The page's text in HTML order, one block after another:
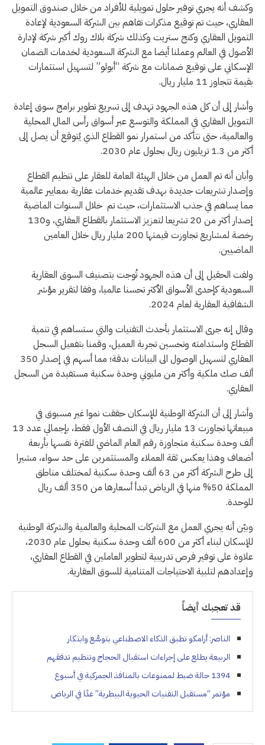
وكشف أنه يجري توفير حلول تمويلية للأفراد من خلال صندوق التمويل
العقاري، حيث تم توقيع مذكرات تفاهم بين الشركة السعودية لإعادة
التمويل العقاري وكنج ستريت وكذلك شركة بلاك روك أكبر شركة لإدارة
الأصول في العالم وعملنا أيضا مع الشركة السعودية لخدمات الضمان
الإسكاني على توقيع ضمانات مع شركة “أبولو” لتسهيل استثمارات
بقيمة تتجاوز 11 مليار ريال.
وأشار إلى أن كل هذه الجهود تهدف إلى تسريع تطوير برامج سوق إعادة
التمويل العقاري في المملكة والتوسع عبر أسواق رأس المال المحلية
والعالمية، حتى نتأكد من استمرار نمو القطاع الذي يُتوقع أن يصل إلى
أكثر من 1.3 تريليون ريال بحلول عام 2030.
وأبان أنه تم العمل من خلال الهيئة العامة للعقار على تنظيم القطاع
وإصدار تشريعات جديدة بهدف تقديم خدمات عقارية بمعايير عالمية
مما يساهم في جذب الاستثمارات، حيث تم خلال السنوات الماضية
إصدار أكثر من 20 تشريعا لتعزيز الاستثمار بالقطاع العقاري، و130
رخصة لمشاريع تجاوزت قيمتها 200 مليار ريال خلال العامين
الماضيين.
ولفت الحقيل إلى أن هذه الجهود تُوجت بتصنيف السوق العقارية
السعودية كإحدى الأسواق الأكثر تحسنا عالميا، وفقا لتقرير مؤشر
الشفافية العقارية لعام 2024.
وقال إنه جرى الاستثمار بأحدث التقنيات والتي ستساهم في تنمية
القطاع واستدامته وتحسين تجربة العميل، وقمنا بتفعيل السجل
العقاري لتسهيل الوصول الى البيانات بدقة؛ مما أسهم في إصدار 350
ألف صك ملكية وأكثر من مليوني وحدة سكنية مستفيدة من السجل
العقاري.
وأشار إلى أن الشركة الوطنية للإسكان حققت نموا غير مسبوق في
مبيعاتها تجاوزت 13 مليار ريال في النصف الأول فقط، بإجمالي عدد 13
ألف وحدة سكنية متجاوزة رقم العام الماضي للفترة نفسها بأربعة
أضعاف وهذا يعكس ثقة العملاء والمستثمرين على حد سواء، مشيرا
إلى طرح الشركة أكثر من 63 ألف وحدة سكنية لمختلف مناطق
المملكة 50% منها في الرياض تبدأ أسعارها من 350 ألف ريال
للوحدة.
وبيّن أنه يجري العمل مع الشركات المحلية والعالمية والشركة الوطنية
للإسكان لبناء أكثر من 600 ألف وحدة سكنية بحلول عام 2030،
علاوة على توفير فرص تدريبية لتطوير العاملين في القطاع العقاري،
وإعدادهم لتلبية الاحتياجات المتنامية للسوق العقارية.
قد تعجبك أيضاً
الناصر: أرامكو تطبق الذكاء الاصطناعي بتوسُّع وابتكار
الربيعة يطلع على إجراءات استقبال الحجاج وتنظيم تدفقهم
1394 حالة ضبط لممنوعات بالمنافذ الجمركية في أسبوع
مؤتمر “مستقبل التقنيات الحيوية البيطرية” غدًا في الرياض